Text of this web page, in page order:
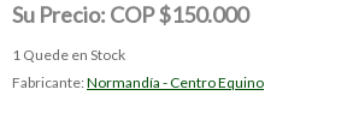
Su Precio: COP $150.000
1 Quede en Stock
Fabricante: Normandía - Centro Equino